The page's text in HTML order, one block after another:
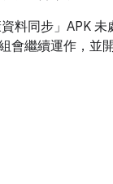
料同步」APK
會繼續運作，並